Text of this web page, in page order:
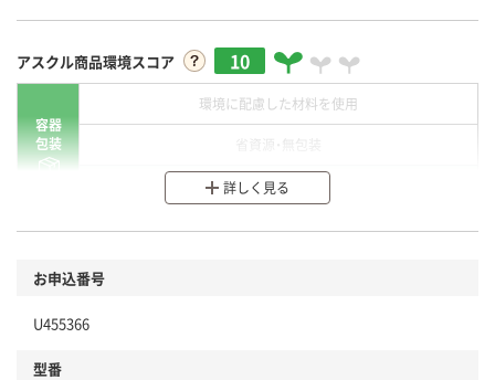
アスクル商品環境スコア 10
容器
包装
環境に配慮した材料を使用
分別・リサイクルしやすい設計
本体
詳しく見る
お申込番号
U455366
型番